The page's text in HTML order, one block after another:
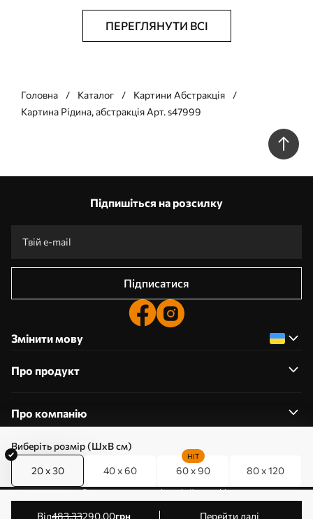
Виберіть розмір (ШхВ см)
20 x 30 40 x 60 60 x 90
HIT
80 x 120
від483.33290.00грн Перейти далі
ПЕРЕГЛЯНУТИ ВСІ
Головна Каталог
Картини Абстракція
Картина Рідина, абстракція Арт. s47999
Підпишіться на розсилку
Підписатися
Змінити мову
Про продукт
Про компанію
0800357223
Редагування дозволів на файли cookie
© 2011-2026 Art-holst. Усі права захищені. Власник: